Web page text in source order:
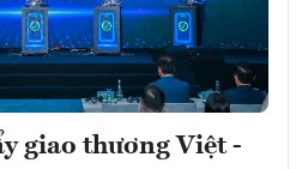
giao thương Việt -